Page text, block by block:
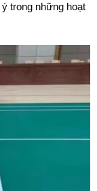
trong những hoạt